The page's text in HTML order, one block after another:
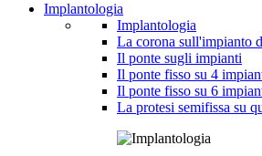
Implantologia
Implantologia
La corona sull'impianto
Il ponte sugli impianti
Il ponte fisso su 4
Il ponte fisso su 6
La protesi semifissa su